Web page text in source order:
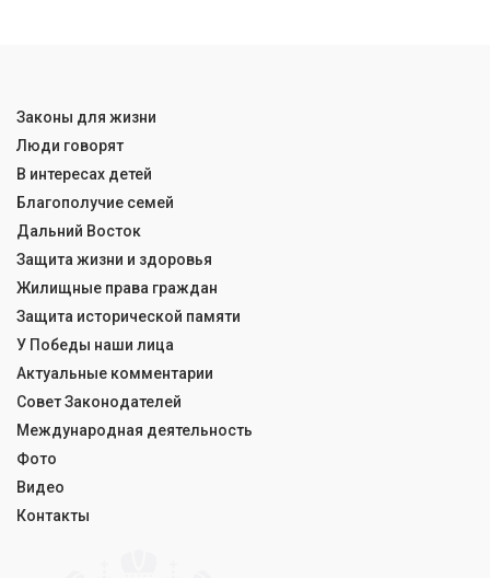
Законы для жизни
Люди говорят
В интересах детей
Благополучие семей
Дальний Восток
Защита жизни и здоровья
Жилищные права граждан
Защита исторической памяти
У Победы наши лица
Актуальные комментарии
Совет Законодателей
Международная деятельность
Фото
Видео
Контакты